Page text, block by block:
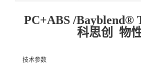
PC+ABS /Bayblend®
科思创 物
技术参数